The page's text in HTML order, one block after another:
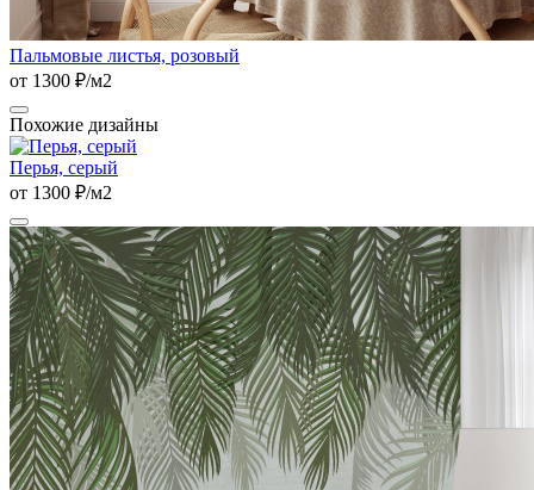
Пальмовые листья, розовый
от 1300 ₽/м2
Похожие дизайны
Перья, серый
от 1300 ₽/м2